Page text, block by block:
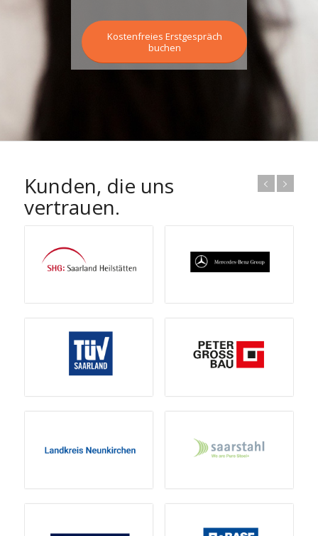
Kostenfreies Erstgespräch
buchen
Kunden, die uns
vertrauen.